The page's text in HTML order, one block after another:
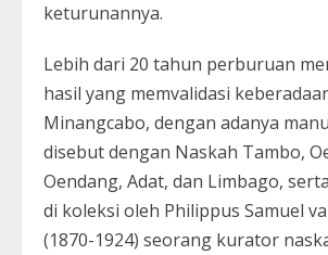
keturunannya.
Lebih dari 20 tahun perburuan
hasil yang memvalidasi
Minangcabo, dengan adanya
disebut dengan Naskah Tambo,
Oendang, Adat, dan Limbago,
di koleksi oleh Philippus Samuel
(1870-1924) seorang kurator